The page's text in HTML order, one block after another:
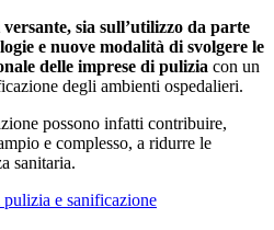
sia sull’utilizzo da parte
e nuove modalità di svolgere le
delle imprese di pulizia con un
degli ambienti ospedalieri.
possono infatti contribuire,
e complesso, a ridurre le
sanitaria.